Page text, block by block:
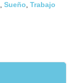
Sueño Trabajo